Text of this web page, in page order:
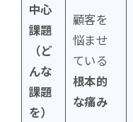
中心
課題
（ど
んな
課題
を）
顧客を
悩ませ
ている
根本的
な痛み